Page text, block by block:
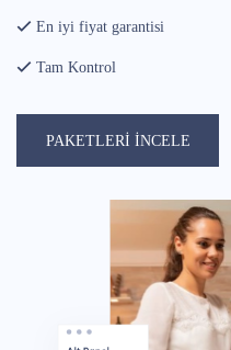
En iyi fiyat garantisi
Tam Kontrol
PAKETLERİ İNCELE